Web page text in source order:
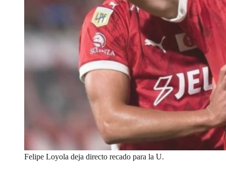
Felipe Loyola deja directo recado para la U.